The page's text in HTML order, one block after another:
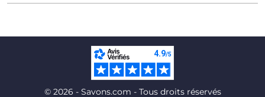
© 2026 - Savons.com - Tous droits réservés